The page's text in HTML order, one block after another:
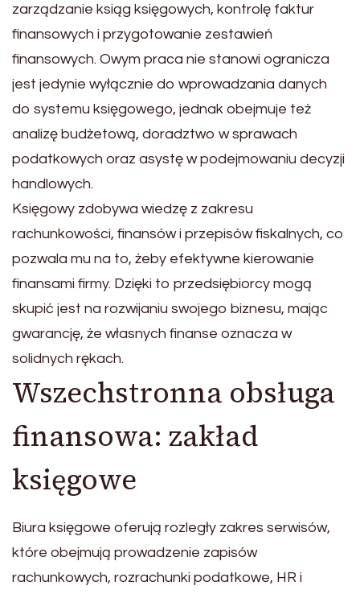
zarządzanie ksiąg księgowych, kontrolę faktur
finansowych i przygotowanie zestawień
finansowych. Owym praca nie stanowi ogranicza
jest jedynie wyłącznie do wprowadzania danych
do systemu księgowego, jednak obejmuje też
analizę budżetową, doradztwo w sprawach
podatkowych oraz asystę w podejmowaniu decyzji
handlowych.
Księgowy zdobywa wiedzę z zakresu
rachunkowości, finansów i przepisów fiskalnych, co
pozwala mu na to, żeby efektywne kierowanie
finansami firmy. Dzięki to przedsiębiorcy mogą
skupić jest na rozwijaniu swojego biznesu, mając
gwarancję, że własnych finanse oznacza w
solidnych rękach.
Wszechstronna obsługa
finansowa: zakład
księgowe
Biura księgowe oferują rozległy zakres serwisów,
które obejmują prowadzenie zapisów
rachunkowych, rozrachunki podatkowe, HR i